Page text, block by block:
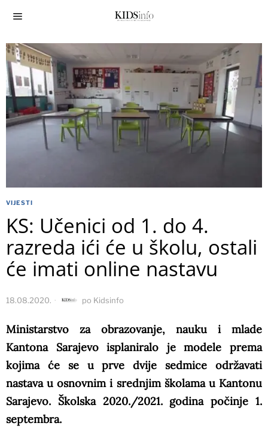
VIJESTI
KS: Učenici od 1. do 4.
razreda ići će u školu, ostali
će imati online nastavu
18.08.2020. po Kidsinfo
Ministarstvo za obrazovanje, nauku i mlade
Kantona Sarajevo isplaniralo je modele prema
kojima će se u prve dvije sedmice održavati
nastava u osnovnim i srednjim školama u Kantonu
Sarajevo. Školska 2020./2021. godina počinje 1.
septembra.